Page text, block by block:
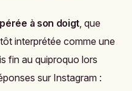
à son doigt, que
interprétée comme une
fin au quiproquo lors
sur Instagram :